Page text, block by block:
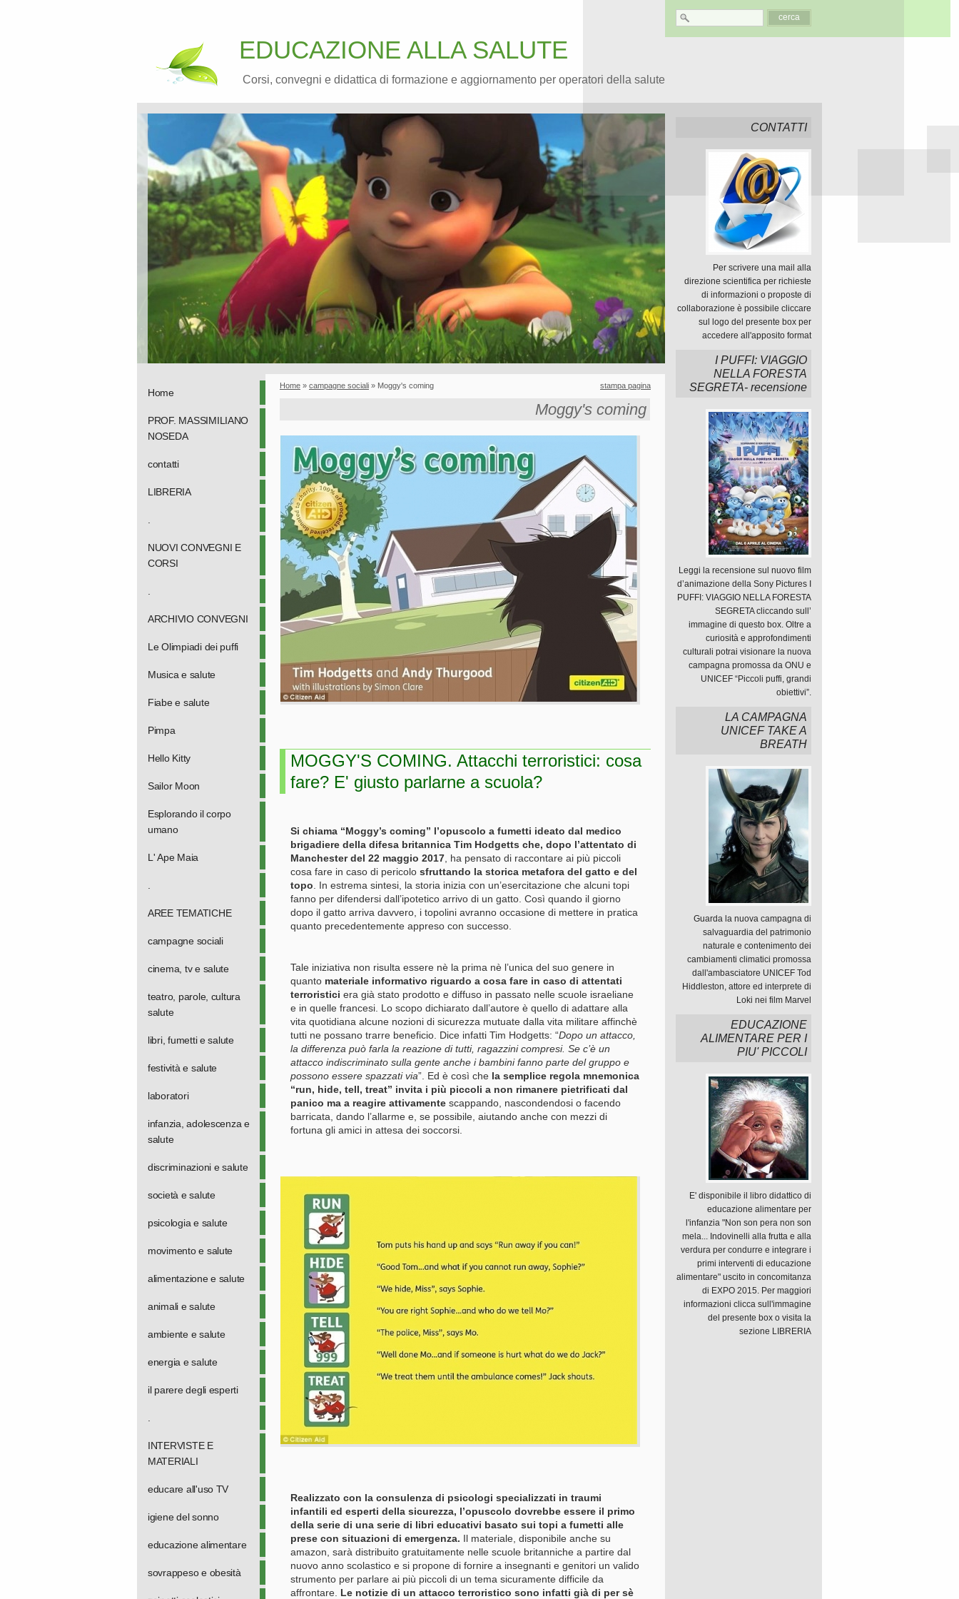
EDUCAZIONE ALLA SALUTE
Corsi, convegni e didattica di formazione e aggiornamento per operatori della salute
Home
PROF. MASSIMILIANO
NOSEDA
contatti
LIBRERIA
NUOVI CONVEGNI E
CORSI
ARCHIVIO CONVEGNI
Le Olimpiadi dei puffi
Musica e salute
Fiabe e salute
Pimpa
Hello Kitty
Sailor Moon
Esplorando il corpo
umano
L' Ape Maia
AREE TEMATICHE
campagne sociali
cinema, tv e salute
teatro, parole, cultura
salute
libri, fumetti e salute
festività e salute
laboratori
infanzia, adolescenza e
salute
discriminazioni e salute
società e salute
psicologia e salute
movimento e salute
alimentazione e salute
animali e salute
ambiente e salute
energia e salute
il parere degli esperti
INTERVISTE E
MATERIALI
educare all'uso TV
igiene del sonno
educazione alimentare
sovrappeso e obesità
Home » campagne sociali » Moggy's coming
Moggy's coming
stampa pagina
MOGGY'S COMING. Attacchi terroristici: cosa
fare? E' giusto parlarne a scuola?
Si chiama “Moggy’s coming” l’opuscolo a fumetti ideato dal medico
brigadiere della difesa britannica Tim Hodgetts che, dopo l’attentato di
Manchester del 22 maggio 2017 , ha pensato di raccontare ai più piccoli
cosa fare in caso di pericolo sfruttando la storica metafora del gatto e del
topo . In estrema sintesi, la storia inizia con un’esercitazione che alcuni topi
fanno per difendersi dall’ipotetico arrivo di un gatto. Così quando il giorno
dopo il gatto arriva davvero, i topolini avranno occasione di mettere in pratica
quanto precedentemente appreso con successo.
Tale iniziativa non risulta essere nè la prima nè l’unica del suo genere in
quanto materiale informativo riguardo a cosa fare in caso di attentati
terroristici era già stato prodotto e diffuso in passato nelle scuole israeliane
e in quelle francesi. Lo scopo dichiarato dall’autore è quello di adattare alla
vita quotidiana alcune nozioni di sicurezza mutuate dalla vita militare affinchè
tutti ne possano trarre beneficio. Dice infatti Tim Hodgetts: “Dopo un attacco,
la differenza può farla la reazione di tutti, ragazzini compresi. Se c’è un
attacco indiscriminato sulla gente anche i bambini fanno parte del gruppo e
possono essere spazzati via”. Ed è così che la semplice regola mnemonica
“run, hide, tell, treat” invita i più piccoli a non rimanere pietrificati dal
panico ma a reagire attivamente scappando, nascondendosi o facendo
barricata, dando l’allarme e, se possibile, aiutando anche con mezzi di
fortuna gli amici in attesa dei soccorsi.
Realizzato con la consulenza di psicologi specializzati in traumi
infantili ed esperti della sicurezza, l’opuscolo dovrebbe essere il primo
della serie di una serie di libri educativi basato sui topi a fumetti alle
prese con situazioni di emergenza. Il materiale, disponibile anche su
amazon, sarà distribuito gratuitamente nelle scuole britanniche a partire dal
nuovo anno scolastico e si propone di fornire a insegnanti e genitori un valido
strumento per parlare ai più piccoli di un tema sicuramente difficile da
affrontare. Le notizie di un attacco terroristico sono infatti già di per sè
CONTATTI
Per scrivere una mail alla
direzione scientifica per richieste
di informazioni o proposte di
collaborazione è possibile cliccare
sul logo del presente box per
accedere all'apposito format
I PUFFI: VIAGGIO
NELLA FORESTA
SEGRETA- recensione
Leggi la recensione sul nuovo film
d’animazione della Sony Pictures I
PUFFI: VIAGGIO NELLA FORESTA
SEGRETA cliccando sull’
immagine di questo box. Oltre a
curiosità e approfondimenti
culturali potrai visionare la nuova
campagna promossa da ONU e
UNICEF “Piccoli puffi, grandi
obiettivi”.
LA CAMPAGNA
UNICEF TAKE A
BREATH
Guarda la nuova campagna di
salvaguardia del patrimonio
naturale e contenimento dei
cambiamenti climatici promossa
dall'ambasciatore UNICEF Tod
Hiddleston, attore ed interprete di
Loki nei film Marvel
EDUCAZIONE
ALIMENTARE PER I
PIU' PICCOLI
E' disponibile il libro didattico di
educazione alimentare per
l'infanzia "Non son pera non son
mela... Indovinelli alla frutta e alla
verdura per condurre e integrare i
primi interventi di educazione
alimentare" uscito in concomitanza
di EXPO 2015. Per maggiori
informazioni clicca sull'immagine
del presente box o visita la
sezione LIBRERIA